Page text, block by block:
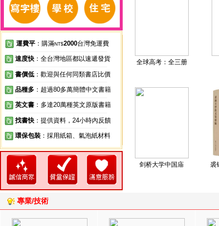
運費平 ：購滿NT$2000台灣免運費
速度快 ：全台灣地區都以速遞發貨
書價低 ：歡迎與任何同類書店比價
品種多 ：超過80多萬簡體中文書籍
英文書 ：多達20萬種英文原版書籍
找書快 ：提供資料，24小時內反饋
環保包裝 ：採用紙箱、氣泡紙材料
全球高考：全三册
剑桥大学中国庙 裘
專業/技術